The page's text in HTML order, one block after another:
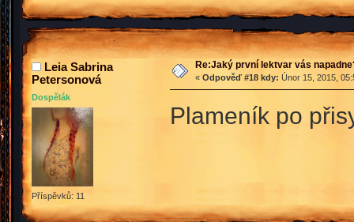
Leia Sabrina
Petersonová
Dospělák
Příspěvků: 11
Re:Jaký první lektvar vás
« Odpověď #18 kdy: Únor 15, 2015,
Plameník po